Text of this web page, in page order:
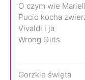
O czym wie
Pucio kocha
Vivaldi i ja
Wrong Girls
Gorzkie święta